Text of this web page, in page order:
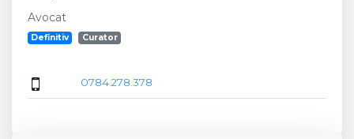
Avocat
Definitiv Curator
0784.278.378